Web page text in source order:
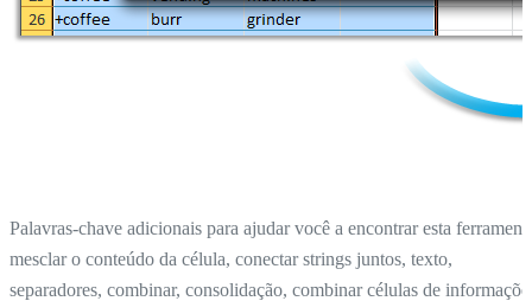
Palavras-chave adicionais para ajudar você a encontrar esta
mesclar o conteúdo da célula, conectar strings juntos, texto,
separadores, combinar, consolidação, combinar células de